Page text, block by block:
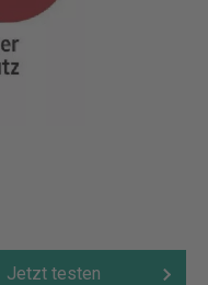
Jetzt testen